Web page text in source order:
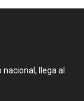
nacional, llega al